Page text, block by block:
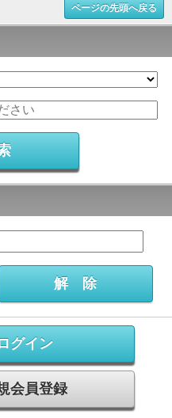
ページの先頭へ戻る
グイン
会員登録